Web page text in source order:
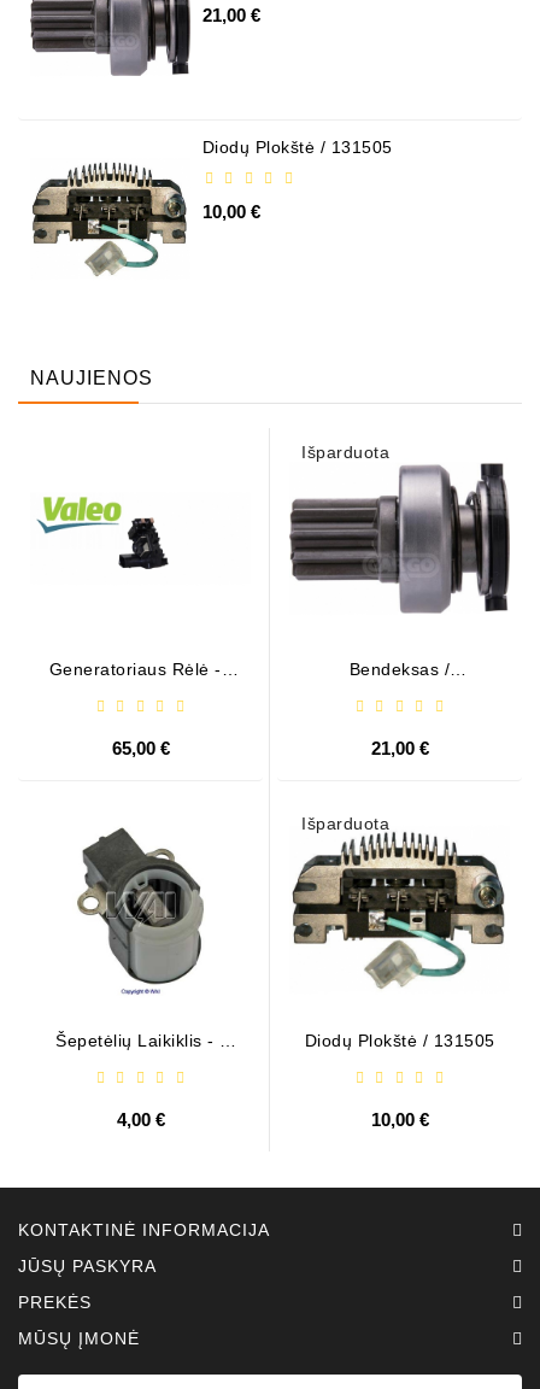
21,00 €
Diodų Plokštė / 131505
10,00 €
NAUJIENOS
Generatoriaus Rėlė - /
65,00 €
Šepetėlių Laikiklis - /
4,00 €
Išparduota
Bendeksas /
21,00 €
Išparduota
Diodų Plokštė / 131505
10,00 €
KONTAKTINĖ INFORMACIJA
JŪSŲ PASKYRA
PREKĖS
MŪSŲ ĮMONĖ